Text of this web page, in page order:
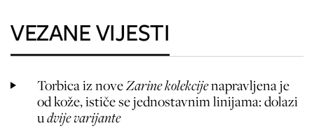
VEZANE VIJESTI
Torbica iz noveZarine kolekcijenapravljena je
od kože, ističe se jednostavnim linijama: dolazi
udvije varijante